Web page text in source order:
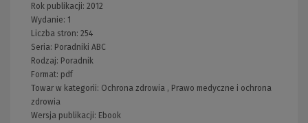
Rok publikacji: 2012
Wydanie: 1
Liczba stron: 254
Seria: Poradniki ABC
Rodzaj: Poradnik
Format: pdf
Towar w kategorii: Ochrona zdrowia , Prawo medyczne i ochrona
zdrowia
Wersja publikacji: Ebook